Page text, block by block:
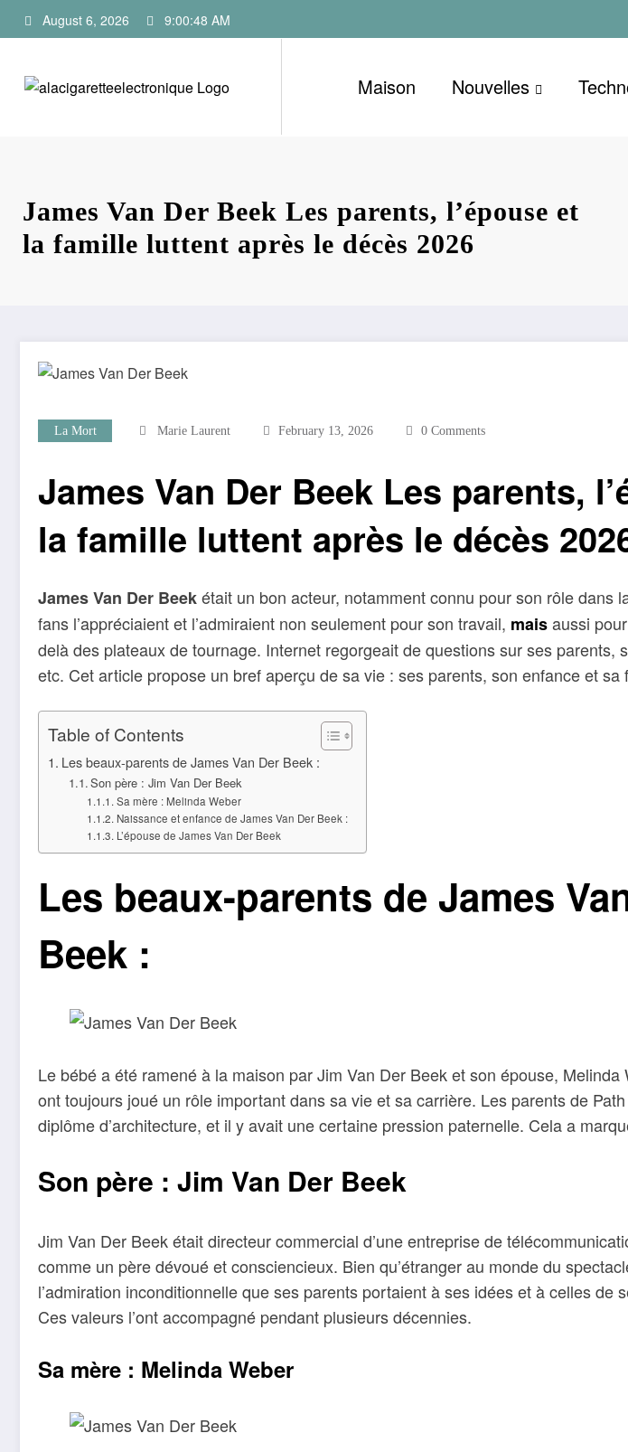
to
August 6, 2026 9:00:49 AM
Maison Nouvelles
James Van Der Beek Les parents, l’épouse et
la famille luttent après le décès 2026
La Mort Marie Laurent February 13, 2026 0 Comments
James Van Der Beek Les parents,
la famille luttent après le décès
James Van Der Beekétait un bon acteur, notamment connu pour son rôle dans
fans l’appréciaient et l’admiraient non seulement pour son travail, maisaussi
delà des plateaux de tournage. Internet regorgeait de questions sur ses parents,
etc. Cet article propose un bref aperçu de sa vie : ses parents, son enfance et sa
Table of Contents
Les beaux-parents de James Van Der Beek :
Son père : Jim Van Der Beek
Sa mère : Melinda Weber
Naissance et enfance de James Van Der Beek :
L’épouse de James Van Der Beek
Les beaux-parents de James
Beek :
Le bébé a été ramené à la maison par Jim Van Der Beek et son épouse, Melinda
ont toujours joué un rôle important dans sa vie et sa carrière. Les parents de
diplôme d’architecture, et il y avait une certaine pression paternelle. Cela a
Son père : Jim Van Der Beek
Jim Van Der Beek était directeur commercial d’une entreprise de
comme un père dévoué et consciencieux. Bien qu’étranger au monde du
l’admiration inconditionnelle que ses parents portaient à ses idées et à celles de
Ces valeurs l’ont accompagné pendant plusieurs décennies.
Sa mère : Melinda Weber